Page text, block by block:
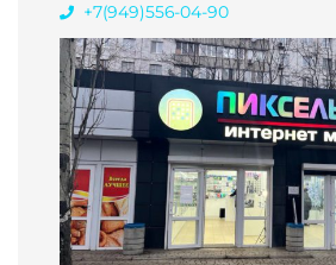
+7(949)556-04-90